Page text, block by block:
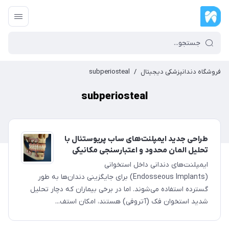
فروشگاه دندانپزشکی دیجیتال /
subperiosteal
subperiosteal
طراحی جدید ایمپلنت‌های ساب پریوستئال با
تحلیل المان محدود و اعتبارسنجی مکانیکی
ایمپلنت‌های دندانی داخل استخوانی
(Endosseous Implants) برای جایگزینی دندان‌ها به طور
گسترده استفاده می‌شوند. اما در برخی بیماران که دچار تحلیل
شدید استخوان فک (آتروفی) هستند، امکان استف...